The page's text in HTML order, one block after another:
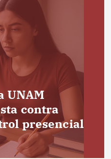
UNAM
contra
presencial